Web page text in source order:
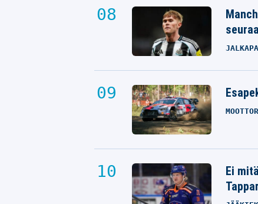
Ei